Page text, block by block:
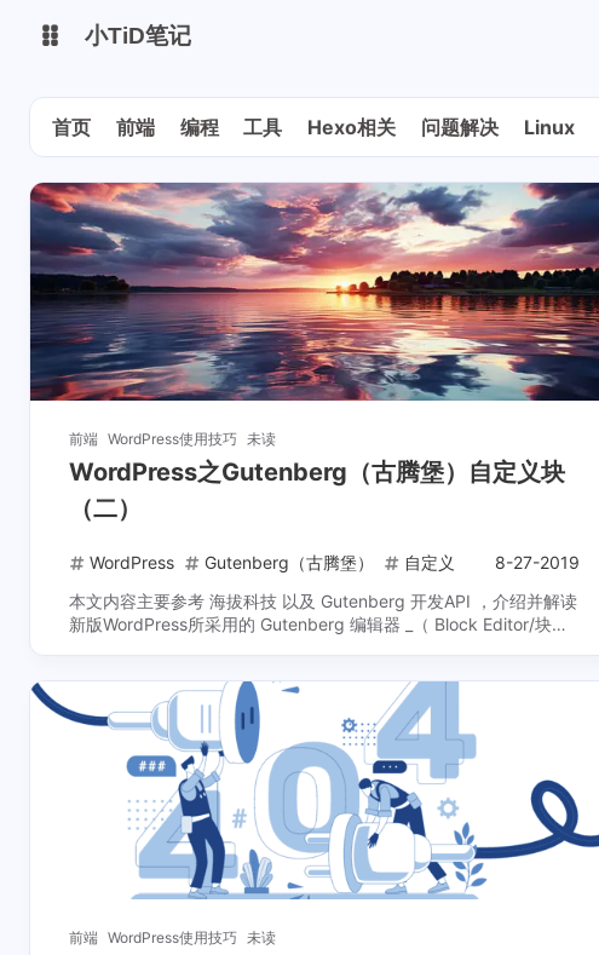
博客主站 volantis主题站
GITHUB
小TiD笔记
首页 前端 编程 工具 Hexo相关 问题解决 Linux
前端 WordPress使用技巧 未读
WordPress之Gutenberg（古腾堡）自定义块
（二）
8-27-2019
WordPress Gutenberg（古腾堡）
自定义
本文内容主要参考 海拔科技 以及 Gutenberg 开发API ，介绍并解读
新版WordPress所采用的 Gutenberg 编辑器 _（ Block Editor/块编
前端 WordPress使用技巧 未读